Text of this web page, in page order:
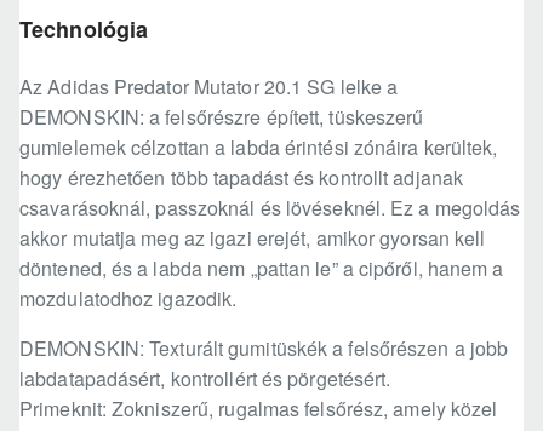
Technológia
Az Adidas Predator Mutator 20.1 SG lelke a
DEMONSKIN: a felsőrészre épített, tüskeszerű
gumielemek célzottan a labda érintési zónáira kerültek,
hogy érezhetően több tapadást és kontrollt adjanak
csavarásoknál, passzoknál és lövéseknél. Ez a megoldás
akkor mutatja meg az igazi erejét, amikor gyorsan kell
döntened, és a labda nem „pattan le” a cipőről, hanem a
mozdulatodhoz igazodik.
DEMONSKIN: Texturált gumitüskék a felsőrészen a jobb
labdatapadásért, kontrollért és pörgetésért.
Primeknit: Zokniszerű, rugalmas felsőrész, amely közel